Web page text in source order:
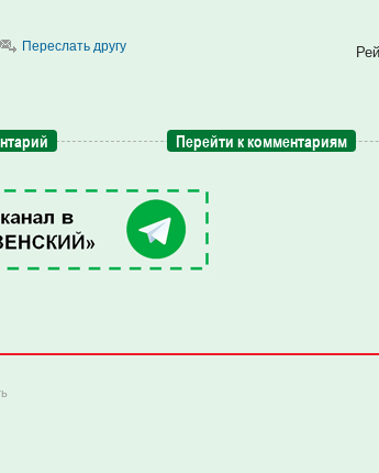
Переслать другу
Перейти к комментариям